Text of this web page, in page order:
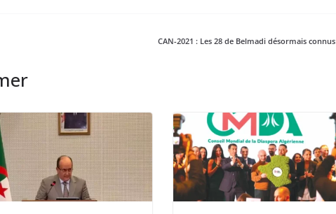
CAN-2021 : Les 28 de Belmadi désormais connus